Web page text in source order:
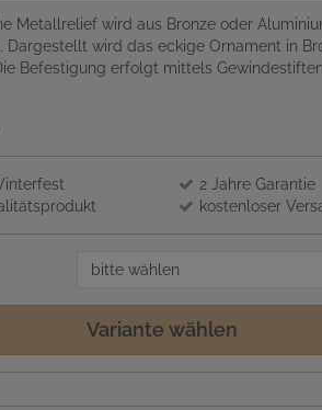
Metallrelief wird aus Bronze oder
Dargestellt wird das eckige Ornament in
Befestigung erfolgt mittels
2 Jahre Garantie
kostenloser
bitte wählen
Variante wählen